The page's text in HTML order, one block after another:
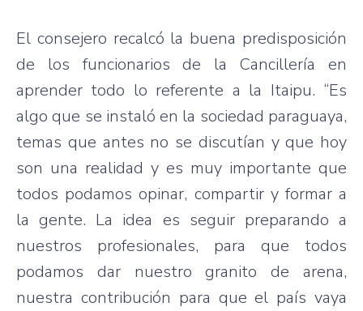
El consejero recalcó la buena predisposición
de los funcionarios de la Cancillería en
aprender todo lo referente a la Itaipu. “Es
algo que se instaló en la sociedad paraguaya,
temas que antes no se discutían y que hoy
son una realidad y es muy importante que
todos podamos opinar, compartir y formar a
la gente. La idea es seguir preparando a
nuestros profesionales, para que todos
podamos dar nuestro granito de arena,
nuestra contribución para que el país vaya